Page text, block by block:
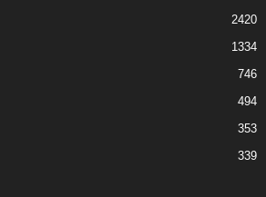
2420
1334
746
494
353
339